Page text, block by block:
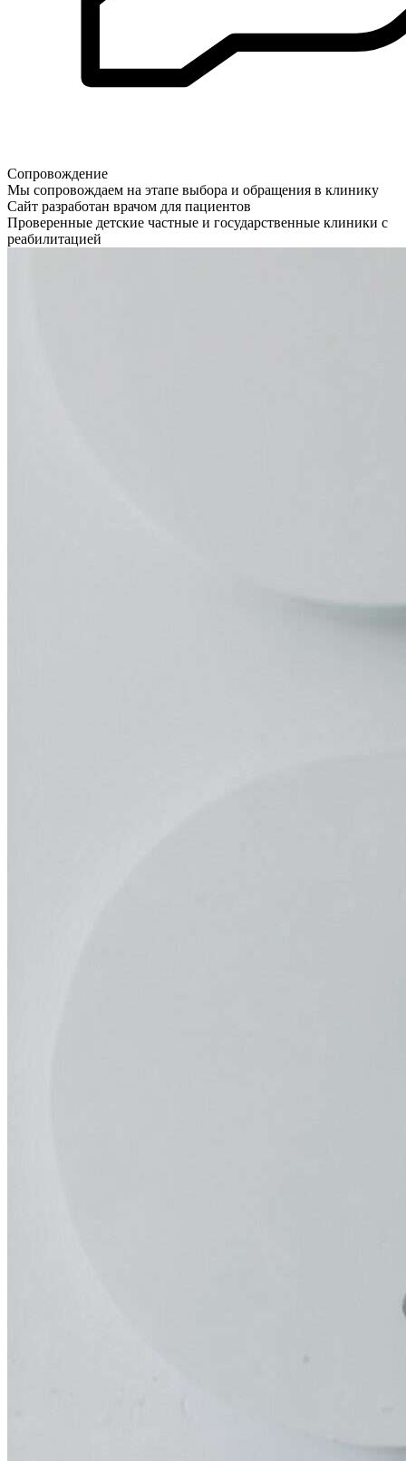
Сопровождение
Мы сопровождаем на этапе выбора и обращения в клинику
Сайт разработан врачом для пациентов
Проверенные детские частные и государственные клиники с
реабилитацией